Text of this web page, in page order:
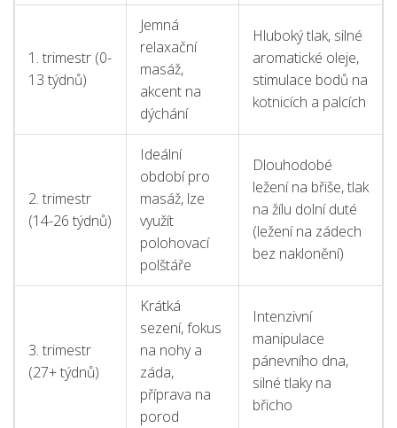
1. trimestr (0-
13 týdnů)
Jemná
relaxační
masáž,
akcent na
dýchání
Hluboký tlak, silné
aromatické oleje,
stimulace bodů na
kotnicích a palcích
2. trimestr
(14-26 týdnů)
Ideální
období pro
masáž, lze
využít
polohovací
polštáře
Dlouhodobé
ležení na břiše, tlak
na žílu dolní duté
(ležení na zádech
bez naklonění)
3. trimestr
(27+ týdnů)
Krátká
sezení, fokus
na nohy a
záda,
příprava na
porod
Intenzivní
manipulace
pánevního dna,
silné tlaky na
břicho